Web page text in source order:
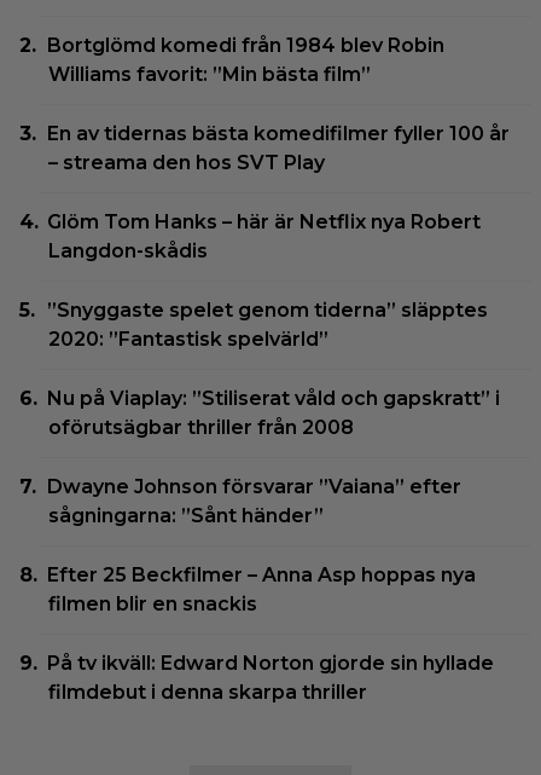
Bortglömd komedi från 1984 blev Robin
Williams favorit: ”Min bästa film”
En av tidernas bästa komedifilmer fyller 100 år
– streama den hos SVT Play
Glöm Tom Hanks – här är Netflix nya Robert
Langdon-skådis
”Snyggaste spelet genom tiderna” släpptes
2020: ”Fantastisk spelvärld”
Nu på Viaplay: ”Stiliserat våld och gapskratt” i
oförutsägbar thriller från 2008
Dwayne Johnson försvarar ”Vaiana” efter
sågningarna: ”Sånt händer”
Efter 25 Beckfilmer – Anna Asp hoppas nya
filmen blir en snackis
På tv ikväll: Edward Norton gjorde sin hyllade
filmdebut i denna skarpa thriller